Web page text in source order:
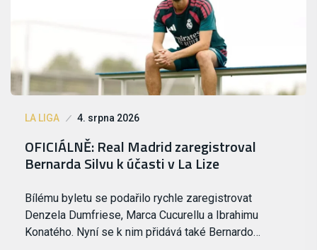
LA LIGA 4. srpna 2026
OFICIÁLNĚ: Real Madrid zaregistroval
Bernarda Silvu k účasti v La Lize
Bílému byletu se podařilo rychle zaregistrovat
Denzela Dumfriese, Marca Cucurellu a Ibrahimu
Konatého. Nyní se k nim přidává také Bernardo…